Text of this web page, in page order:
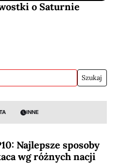
o Saturnie
INNE
Najlepsze sposoby
wg różnych nacji